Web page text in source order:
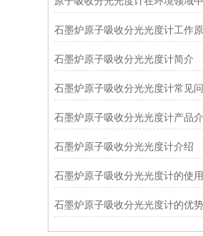
石墨炉原子吸收分光光度计工作
石墨炉原子吸收分光光度计简介
石墨炉原子吸收分光光度计产品
石墨炉原子吸收分光光度计介绍